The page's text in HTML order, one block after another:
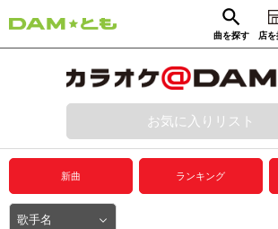
曲を探す 店
動画からさがす
ログイン
プレミアムサービス
DAM★とも動画
お気に入りリスト
新曲 ランキング